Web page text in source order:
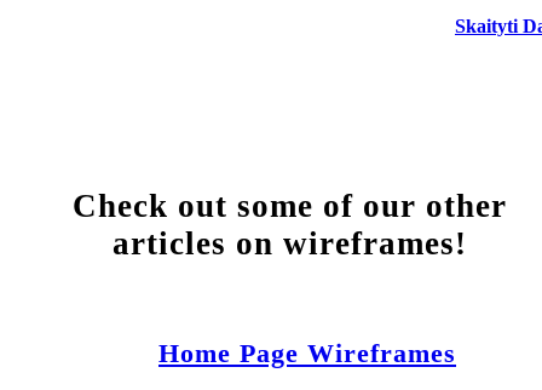
Skaityti
Check out some of our other
articles on wireframes!
Home Page Wireframes